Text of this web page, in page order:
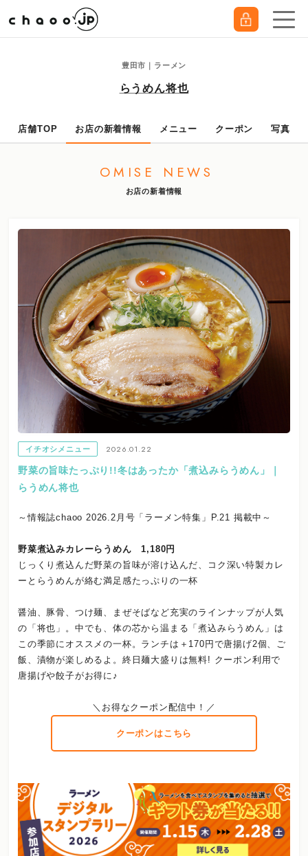
豊田市｜ラーメン
らうめん将也
店舗TOP お店の新着情報 メニュー クーポン 写真
OMISE NEWS
お店の新着情報
イチオシメニュー
2026.01.22
野菜の旨味たっぷり!!冬はあったか「煮込みらうめん」｜
らうめん将也
～情報誌chaoo 2026.2月号「ラーメン特集」P.21 掲載中～
野菜煮込みカレーらうめん 1,180円
じっくり煮込んだ野菜の旨味が溶け込んだ、コク深い特製カレ
ーとらうめんが絡む満足感たっぷりの一杯
醤油、豚骨、つけ麺、まぜそばなど充実のラインナップが人気
の「将也」。中でも、体の芯から温まる「煮込みらうめん」は
この季節にオススメの一杯。ランチは＋170円で唐揚げ2個、ご
飯、漬物が楽しめるよ。終日麺大盛りは無料! クーポン利用で
唐揚げや餃子がお得に♪
＼お得なクーポン配信中！／
クーポンはこちら